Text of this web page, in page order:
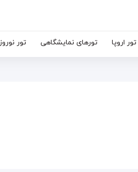
تور اروپا تورهای نمایشگاهی تور نوروز